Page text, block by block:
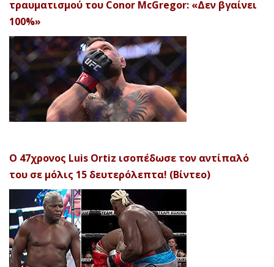
τραυματισμού του Conor McGregor: «Δεν βγαίνει
100%»
Ο 47χρονος Luis Ortiz ισοπέδωσε τον αντίπαλό
του σε μόλις 15 δευτερόλεπτα! (Βίντεο)